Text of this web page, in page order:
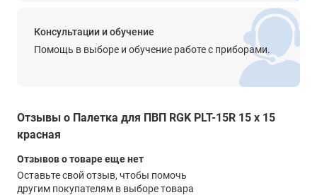
Консультации и обучение
Помощь в выборе и обучение работе с приборами.
Отзывы о Палетка для ПВП RGK PLT-15R 15 x 15
красная
Отзывов о товаре еще нет
Оставьте свой отзыв, чтобы помочь
другим покупателям в выборе товара